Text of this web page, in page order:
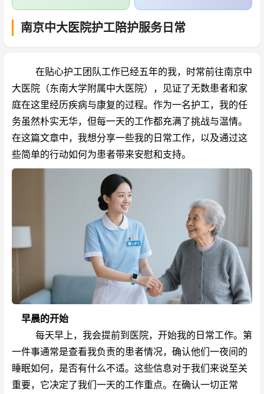
南京中大医院护工陪护服务日常
在贴心护工团队工作已经五年的我，时常前往南京中
大医院（东南大学附属中大医院）， 见证了无数患者和家
庭在这里经历疾病与康复的过程。作为一名护工，我的任
务虽然朴实无华，但每一天的工作都充满了挑战与温情。
在这篇文章中，我想分享一些我的日常工作，以及通过这
些简单的行动如何为患者带来安慰和支持。
早晨的开始
每天早上，我会提前到医院，开始我的日常工作。第
一件事通常是查看我负责的患者情况，确认他们一夜间的
睡眠如何，是否有什么不适。这些信息对于我们来说至关
重要，它决定了我们一天的工作重点。在确认一切正常